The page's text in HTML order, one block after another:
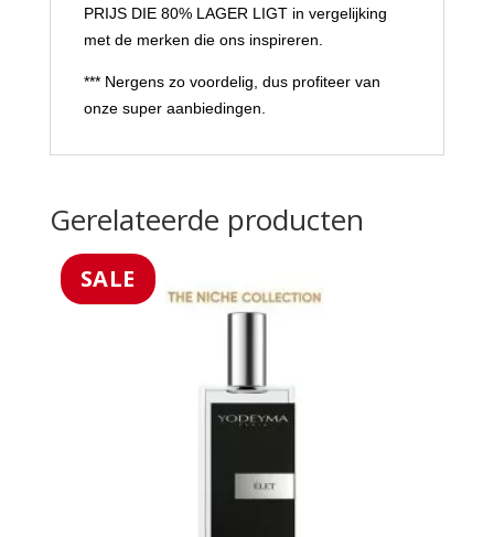
PRIJS DIE 80% LAGER LIGT in vergelijking
met de merken die ons inspireren.
*** Nergens zo voordelig, dus profiteer van
onze super aanbiedingen.
Gerelateerde producten
SALE